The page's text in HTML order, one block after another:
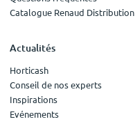
Catalogue Renaud Distribution
Actualités
Horticash
Conseil de nos experts
Inspirations
Evénements